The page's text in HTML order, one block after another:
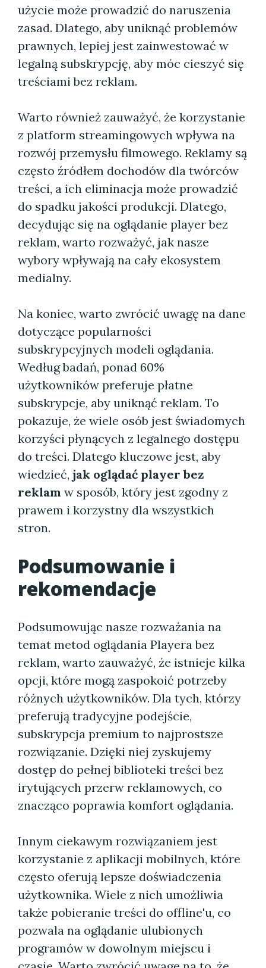
użycie może prowadzić do naruszenia
zasad. Dlatego, aby uniknąć problemów
prawnych, lepiej jest zainwestować w
legalną subskrypcję, aby móc cieszyć się
treściami bez reklam.
Warto również zauważyć, że korzystanie
z platform streamingowych wpływa na
rozwój przemysłu filmowego. Reklamy są
często źródłem dochodów dla twórców
treści, a ich eliminacja może prowadzić
do spadku jakości produkcji. Dlatego,
decydując się na oglądanie player bez
reklam, warto rozważyć, jak nasze
wybory wpływają na cały ekosystem
medialny.
Na koniec, warto zwrócić uwagę na dane
dotyczące popularności
subskrypcyjnych modeli oglądania.
Według badań, ponad 60%
użytkowników preferuje płatne
subskrypcje, aby uniknąć reklam. To
pokazuje, że wiele osób jest świadomych
korzyści płynących z legalnego dostępu
do treści. Dlatego kluczowe jest, aby
wiedzieć, jak oglądać player bez
reklam w sposób, który jest zgodny z
prawem i korzystny dla wszystkich
stron.
Podsumowanie i
rekomendacje
Podsumowując nasze rozważania na
temat metod oglądania Playera bez
reklam, warto zauważyć, że istnieje kilka
opcji, które mogą zaspokoić potrzeby
różnych użytkowników. Dla tych, którzy
preferują tradycyjne podejście,
subskrypcja premium to najprostsze
rozwiązanie. Dzięki niej zyskujemy
dostęp do pełnej biblioteki treści bez
irytujących przerw reklamowych, co
znacząco poprawia komfort oglądania.
Innym ciekawym rozwiązaniem jest
korzystanie z aplikacji mobilnych, które
często oferują lepsze doświadczenia
użytkownika. Wiele z nich umożliwia
także pobieranie treści do offline'u, co
pozwala na oglądanie ulubionych
programów w dowolnym miejscu i